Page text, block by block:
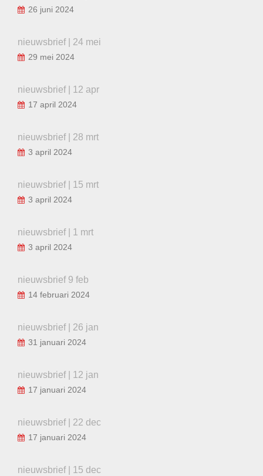
26 juni 2024
nieuwsbrief | 24 mei
29 mei 2024
nieuwsbrief | 12 apr
17 april 2024
nieuwsbrief | 28 mrt
3 april 2024
nieuwsbrief | 15 mrt
3 april 2024
nieuwsbrief | 1 mrt
3 april 2024
nieuwsbrief 9 feb
14 februari 2024
nieuwsbrief | 26 jan
31 januari 2024
nieuwsbrief | 12 jan
17 januari 2024
nieuwsbrief | 22 dec
17 januari 2024
nieuwsbrief | 15 dec